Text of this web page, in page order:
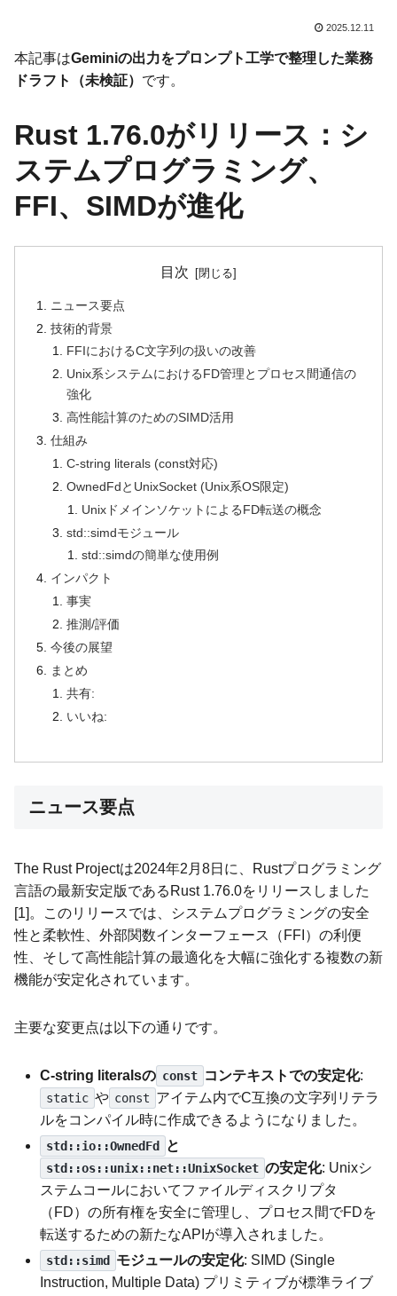
2025.12.11
本記事はGeminiの出力をプロンプト工学で整理した業務
ドラフト（未検証） です。
Rust 1.76.0がリリース：シ
ステムプログラミング、
FFI、SIMDが進化
目次
ニュース要点
技術的背景
FFIにおけるC文字列の扱いの改善
Unix系システムにおけるFD管理とプロセス間通信の
強化
高性能計算のためのSIMD活用
仕組み
C-string literals (const対応)
OwnedFdとUnixSocket (Unix系OS限定)
UnixドメインソケットによるFD転送の概念
std::simdモジュール
std::simdの簡単な使用例
インパクト
事実
推測/評価
今後の展望
まとめ
共有:
いいね:
ニュース要点
The Rust Projectは2024年2月8日に、Rustプログラミング
言語の最新安定版であるRust 1.76.0をリリースしました
[1]。このリリースでは、システムプログラミングの安全
性と柔軟性、外部関数インターフェース（FFI）の利便
性、そして高性能計算の最適化を大幅に強化する複数の新
機能が安定化されています。
主要な変更点は以下の通りです。
C-string literalsの const コンテキストでの安定化:
static や const アイテム内でC互換の文字列リテラ
ルをコンパイル時に作成できるようになりました。
std::io::OwnedFd と
std::os::unix::net::UnixSocket の安定化: Unixシ
ステムコールにおいてファイルディスクリプタ
（FD）の所有権を安全に管理し、プロセス間でFDを
転送するための新たなAPIが導入されました。
std::simd モジュールの安定化: SIMD (Single
Instruction, Multiple Data) プリミティブが標準ライブ